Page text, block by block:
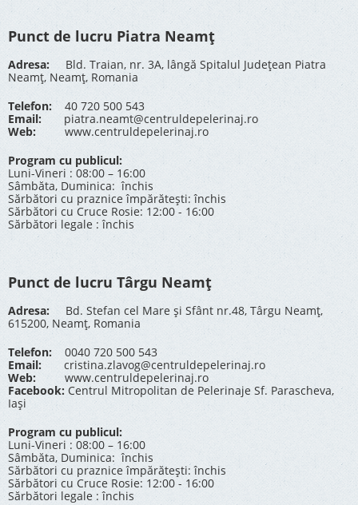
Punct de lucru Piatra Neamț
Adresa: Bld. Traian, nr. 3A, lângă Spitalul Județean Piatra
Neamț, Neamț, Romania
Telefon:40 720 500 543
Email:
piatra.neamt@centruldepelerinaj.ro
Web:
www.centruldepelerinaj.ro
Program cu publicul:
Luni-Vineri : 08:00 – 16:00
Sâmbăta, Duminica: închis
Sărbători cu praznice împărătești: închis
Sărbători cu Cruce Rosie: 12:00 - 16:00
Sărbători legale : închis
Punct de lucru Târgu Neamț
Adresa: Bd. Stefan cel Mare și Sfânt nr.48, Târgu Neamț,
615200, Neamț, Romania
Telefon: 0040 720 500 543
Email:
cristina.zlavog@centruldepelerinaj.ro
Web:
www.centruldepelerinaj.ro
Facebook: Centrul Mitropolitan de Pelerinaje Sf. Parascheva,
Iași
Program cu publicul:
Luni-Vineri : 08:00 – 16:00
Sâmbăta, Duminica: închis
Sărbători cu praznice împărătești: închis
Sărbători cu Cruce Rosie: 12:00 - 16:00
Sărbători legale : închis